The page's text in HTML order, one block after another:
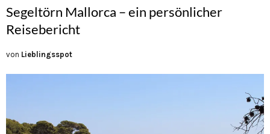
Segeltörn Mallorca – ein persönlicher
Reisebericht
von Lieblingsspot